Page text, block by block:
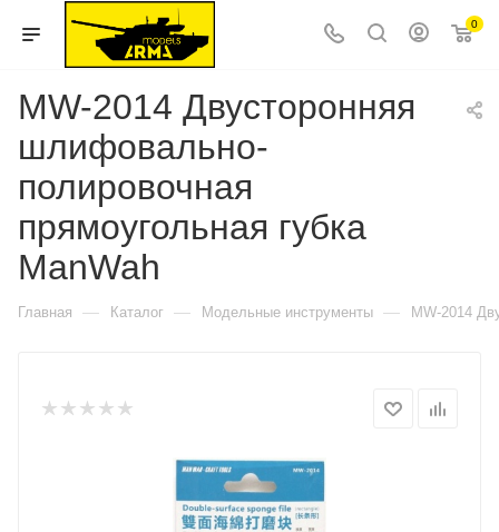
0
MW-2014 Двусторонняя
шлифовально-
полировочная
прямоугольная губка
ManWah
Главная — Каталог — Модельные инструменты — MW-2014